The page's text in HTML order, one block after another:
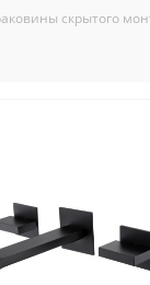
скрытого